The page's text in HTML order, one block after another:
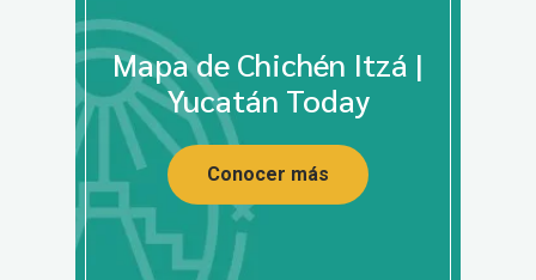
Mapa de Chichén Itzá |
Yucatán Today
Conocer más